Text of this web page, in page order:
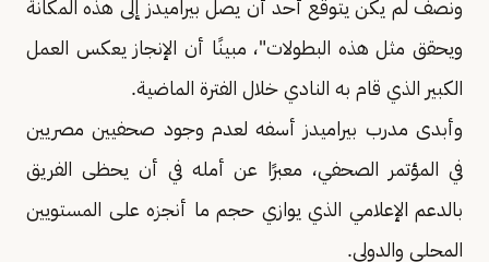
ونصف لم يكن يتوقع أحد أن يصل بيراميدز إلى هذه المكانة
ويحقق مثل هذه البطولات"، مبينًا أن الإنجاز يعكس العمل
الكبير الذي قام به النادي خلال الفترة الماضية.
وأبدى مدرب بيراميدز أسفه لعدم وجود صحفيين مصريين
في المؤتمر الصحفي، معبرًا عن أمله في أن يحظى الفريق
بالدعم الإعلامي الذي يوازي حجم ما أنجزه على المستويين
المحلي والدولي.